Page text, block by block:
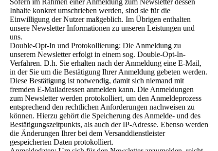
Sofern im Rahmen einer Anmeldung zum Newsletter dessen
Inhalte konkret umschrieben werden, sind sie für die
Einwilligung der Nutzer maßgeblich. Im Übrigen enthalten
unsere Newsletter Informationen zu unseren Leistungen und
uns.
Double-Opt-In und Protokollierung: Die Anmeldung zu
unserem Newsletter erfolgt in einem sog. Double-Opt-In-
Verfahren. D.h. Sie erhalten nach der Anmeldung eine E-Mail,
in der Sie um die Bestätigung Ihrer Anmeldung gebeten werden.
Diese Bestätigung ist notwendig, damit sich niemand mit
fremden E-Mailadressen anmelden kann. Die Anmeldungen
zum Newsletter werden protokolliert, um den Anmeldeprozess
entsprechend den rechtlichen Anforderungen nachweisen zu
können. Hierzu gehört die Speicherung des Anmelde- und des
Bestätigungszeitpunkts, als auch der IP-Adresse. Ebenso werden
die Änderungen Ihrer bei dem Versanddienstleister
gespeicherten Daten protokolliert.